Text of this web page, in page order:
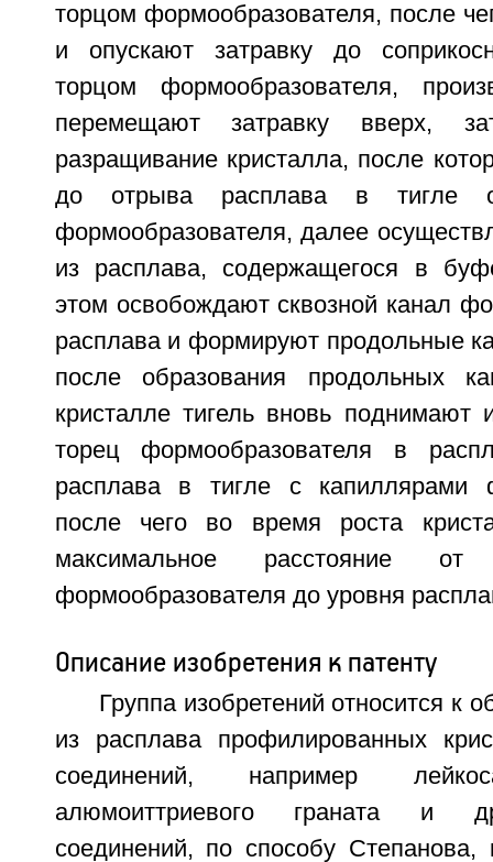
торцом формообразователя, после
и опускают затравку до
торцом формообразователя,
перемещают затравку вверх,
разращивание кристалла, после
до отрыва расплава в тигле
формообразователя, далее
из расплава, содержащегося в
этом освобождают сквозной канал
расплава и формируют продольные
после образования продольных
кристалле тигель вновь поднимают
торец формообразователя в
расплава в тигле с капиллярами
после чего во время роста
максимальное расстояние
формообразователя до уровня
Описание изобретения к патенту
Группа изобретений относится к
из расплава профилированных
соединений, например
алюмоиттриевого граната и
соединений, по способу Степанова,